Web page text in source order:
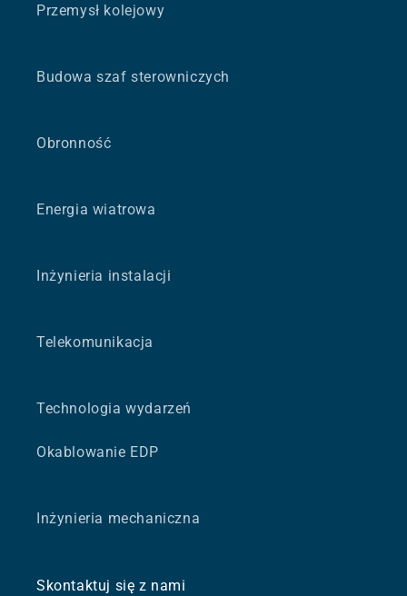
Przemysł kolejowy
Budowa szaf sterowniczych
Obronność
Energia wiatrowa
Inżynieria instalacji
Telekomunikacja
Technologia wydarzeń
Okablowanie EDP
Inżynieria mechaniczna
Skontaktuj się z nami